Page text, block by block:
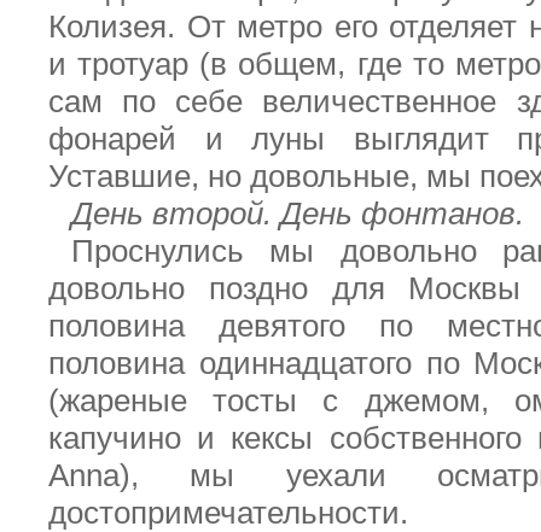
Колизея. От метро его отделяет
и тротуар (в общем, где то
сам по себе величественное
фонарей и луны выглядит
Уставшие, но довольные, мы
День второй. День фонтанов.
Проснулись мы довольно
довольно поздно для
половина девятого по
половина одиннадцатого по
(жареные тосты с джемом,
капучино и кексы собственного
Anna), мы уехали
достопримечательности.